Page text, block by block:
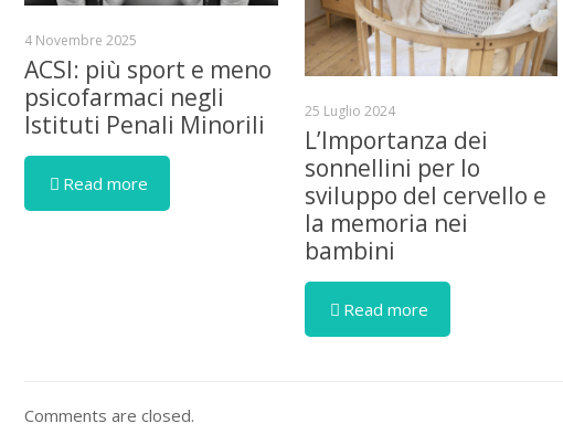
4 Novembre 2025
ACSI: più sport e meno
psicofarmaci negli
Istituti Penali Minorili
Read more
25 Luglio 2024
L’Importanza dei
sonnellini per lo
sviluppo del cervello e
la memoria nei
bambini
Read more
Comments are closed.